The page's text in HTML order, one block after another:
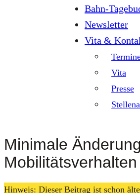
Bahn-
Newsletter
Vita &
Vita
Presse
Minimale
Mobilitätsverhalten
Hinweis: Dieser Beitrag ist schon